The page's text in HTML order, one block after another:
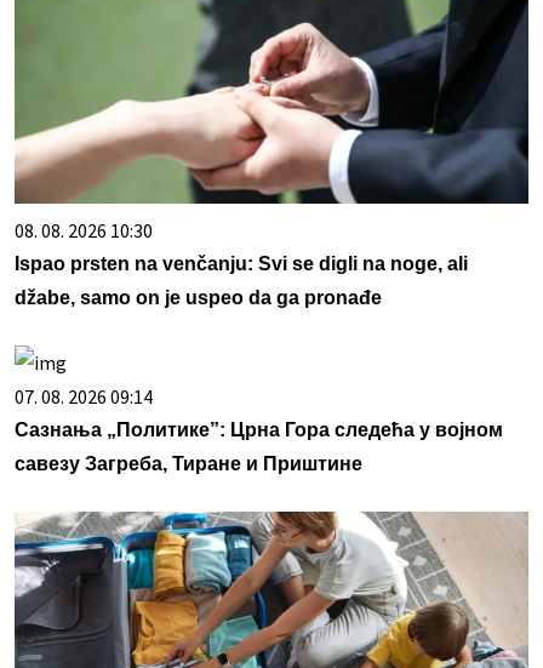
08. 08. 2026 10:30
Ispao prsten na venčanju: Svi se digli na noge, ali
džabe, samo on je uspeo da ga pronađe
07. 08. 2026 09:14
Сазнања „Политике”: Црна Гора следећа у војном
савезу Загреба, Тиране и Приштине